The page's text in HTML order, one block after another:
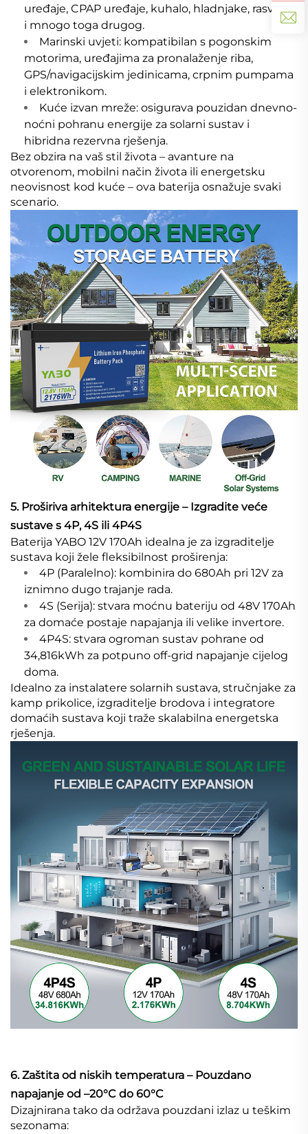
uređaje, CPAP uređaje, kuhalo, hladnjake, rasvjetu
i mnogo toga drugog.
Marinski uvjeti: kompatibilan s pogonskim
motorima, uređajima za pronalaženje riba,
GPS/navigacijskim jedinicama, crpnim pumpama
i elektronikom.
Kuće izvan mreže: osigurava pouzidan dnevno-
noćni pohranu energije za solarni sustav i
hibridna rezervna rješenja.
Bez obzira na vaš stil života – avanture na
otvorenom, mobilni način života ili energetsku
neovisnost kod kuće – ova baterija osnažuje svaki
scenario.
5. Proširiva arhitektura energije – Izgradite veće
sustave s 4P, 4S ili 4P4S
Baterija YABO 12V 170Ah idealna je za izgraditelje
sustava koji žele fleksibilnost proširenja:
4P (Paralelno): kombinira do 680Ah pri 12V za
iznimno dugo trajanje rada.
4S (Serija): stvara moćnu bateriju od 48V 170Ah
za domaće postaje napajanja ili velike invertore.
4P4S: stvara ogroman sustav pohrane od
34,816kWh za potpuno off-grid napajanje cijelog
doma.
Idealno za instalatere solarnih sustava, stručnjake za
kamp prikolice, izgraditelje brodova i integratore
domaćih sustava koji traže skalabilna energetska
rješenja.
6. Zaštita od niskih temperatura – Pouzdano
napajanje od –20°C do 60°C
Dizajnirana tako da održava pouzdani izlaz u teškim
sezonama: